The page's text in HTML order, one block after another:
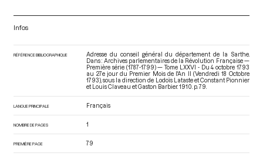
Infos
RÉFÉRENCE BIBLIOGRAPHIQUE
Adresse du conseil général du département de la Sarthe.
Dans : Archives parlementaires de la Révolution Française —
Première série (1787-1799) — Tome LXXVI - Du 4 octobre 1793
au 27e jour du Premier Mois de l'An II (Vendredi 18 Octobre
1793) , sous la direction de Lodoïs Lataste et Constant Pionnier
et Louis Claveau et Gaston Barbier. 1910. p. 79.
LANGUE PRINCIPALE Français
NOMBRE DE PAGES 1
PREMIÈRE PAGE 79